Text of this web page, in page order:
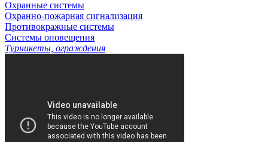
Охранные системы
Охранно-пожарная сигнализация
Противокражные системы
Системы оповещения
Турникеты, ограждения